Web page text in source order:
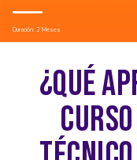
Duración: 3 Meses
¿QUÉ